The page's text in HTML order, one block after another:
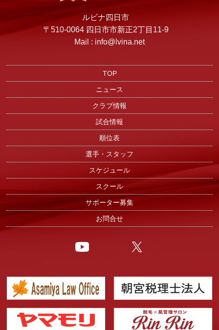
ルビナ四日市
〒510-0064 四日市市新正2丁目11-9
Mail : info@lvina.net
TOP
ニュース
クラブ情報
試合情報
順位表
選手・スタッフ
スケジュール
スクール
サポーター募集
お問合せ